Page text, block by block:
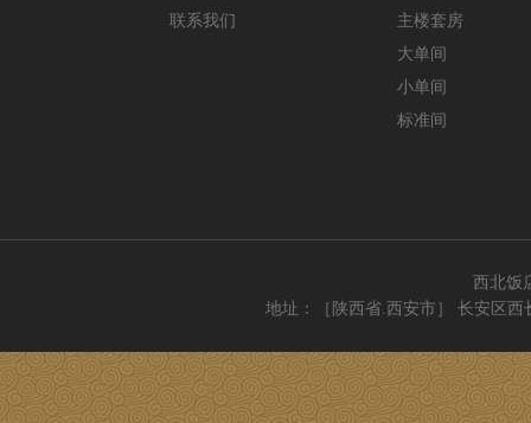
联系我们
主楼套房
大单间
小单间
标准间
西北饭
地址：［陕西省.西安市］ 长安